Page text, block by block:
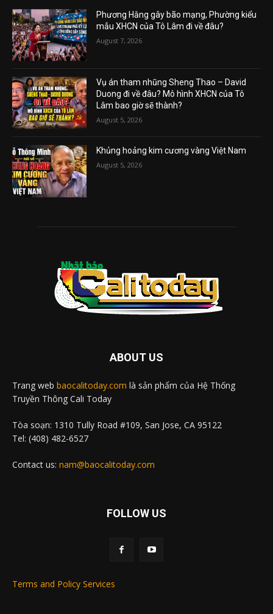
Phương Hằng gây bão mạng, Phường kiểu
mẫu XHCN của Tô Lâm đi về đâu?
August 7, 2026
Vụ án tham nhũng Sheng Thao – David
Duong đi về đâu? Mô hình XHCN của Tô
Lâm bao giờ sẽ thành?
August 5, 2026
Khủng hoảng kim cương vàng Việt Nam
August 5, 2026
ABOUT US
Trang web baocalitoday.com là sản phẩm của Hệ Thống
Truyền Thông Cali Today
Tòa soạn: 1310 Tully Road #109, San Jose, CA 95122
Tel: (408) 482-6527
Contact us: nam@baocalitoday.com
FOLLOW US
Terms and Policy Services